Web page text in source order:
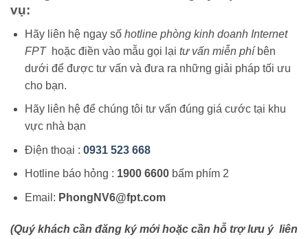
vụ:
Hãy liên hệ ngay số hotline phòng kinh doanh Internet
FPT hoặc điền vào mẫu gọi lại tư vấn miễn phíbên
dưới để được tư vấn và đưa ra những giải pháp tối ưu
cho bạn.
Hãy liên hệ để chúng tôi tư vấn đúng giá cước tại khu
vực nhà bạn
Điện thoại : 0931 523 668
Hotline báo hỏng : 1900 6600bấm phím 2
Email: PhongNV6@fpt.com
(Quý khách cần đăng ký mới hoặc cần hỗ trợ lưu ý liên